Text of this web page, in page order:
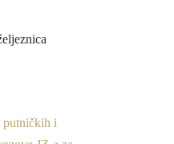
putničkih i